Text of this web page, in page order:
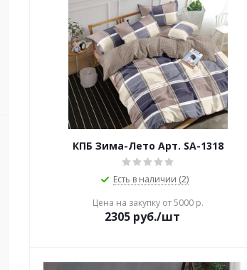
КПБ Зима-Лето Арт. SA-1318
Есть в наличии (2)
Цена на закупку от 5000 р.
2305 руб./шт